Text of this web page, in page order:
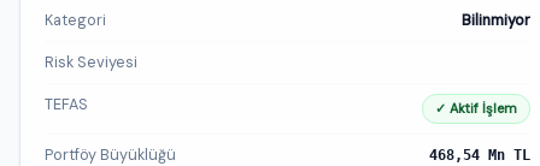
Kategori Bilinmiyor
Risk Seviyesi
TEFAS ✓ Aktif İşlem
Portföy Büyüklüğü 468,54 Mn TL